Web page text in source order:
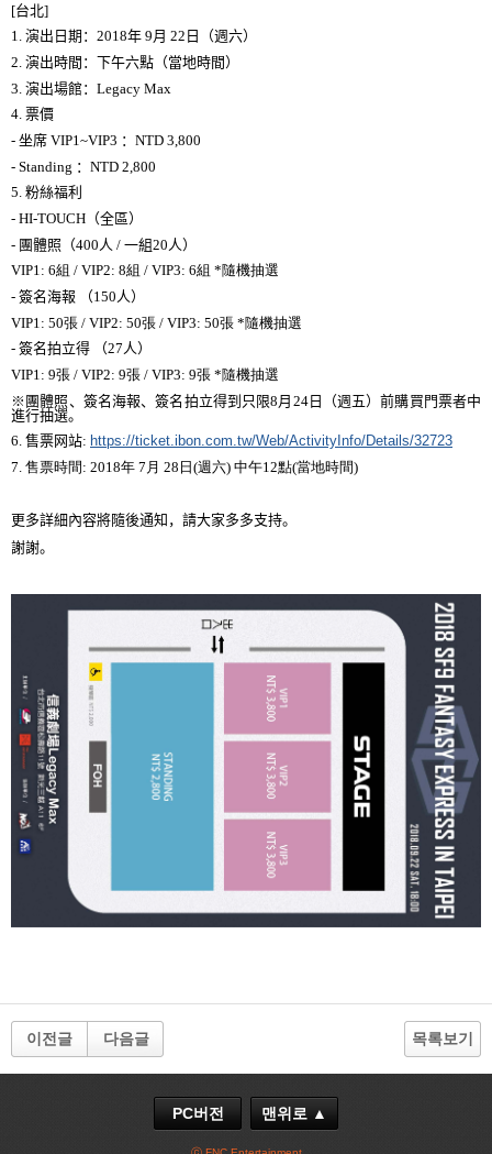
[台北]
1. 演出日期： 2018年 9月 22 日（週六）
2. 演出時間：下午六點（當地時間）
3. 演出場館： Legacy Max
4. 票價
- 坐席 VIP1~VIP3 ： NTD 3,800
- Standing ： NTD 2,800
5. 粉絲福利
- HI-TOUCH （全區）
- 團體照（400 人 / 一組20 人）
VIP1: 6組 / VIP2: 8組 / VIP3: 6組 *隨機抽選
- 簽名海報 （150 人）
VIP1: 50張 / VIP2: 50張 / VIP3: 50張 *隨機抽選
- 簽名拍立得 （27人）
VIP1: 9張 / VIP2: 9張 / VIP3: 9張 *隨機抽選
※團體照、簽名海報、簽名拍立得到只限8 月 24日（週五）前購買門票者中
進行抽選。
6. 售票网站: https://ticket.ibon.com.tw/Web/ActivityInfo/Details/32723
7. 售票時間 : 2018年 7 月 28 日 (週六) 中午12點(當地時間)
更多詳細內容將隨後通知，請大家多多支持。
謝謝。
이전글 다음글 목록보기
PC버전 맨위로 ▲